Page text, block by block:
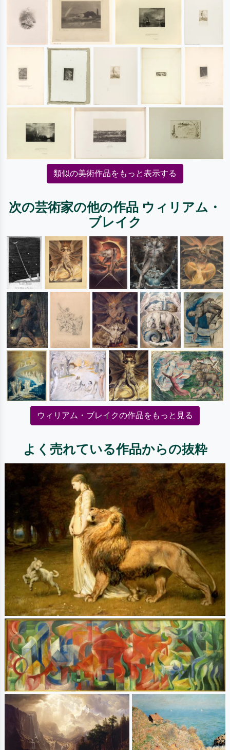
類似の美術作品をもっと表示する
次の芸術家の他の作品 ウィリアム・
ブレイク
ウィリアム・ブレイクの作品をもっと見る
よく売れている作品からの抜粋